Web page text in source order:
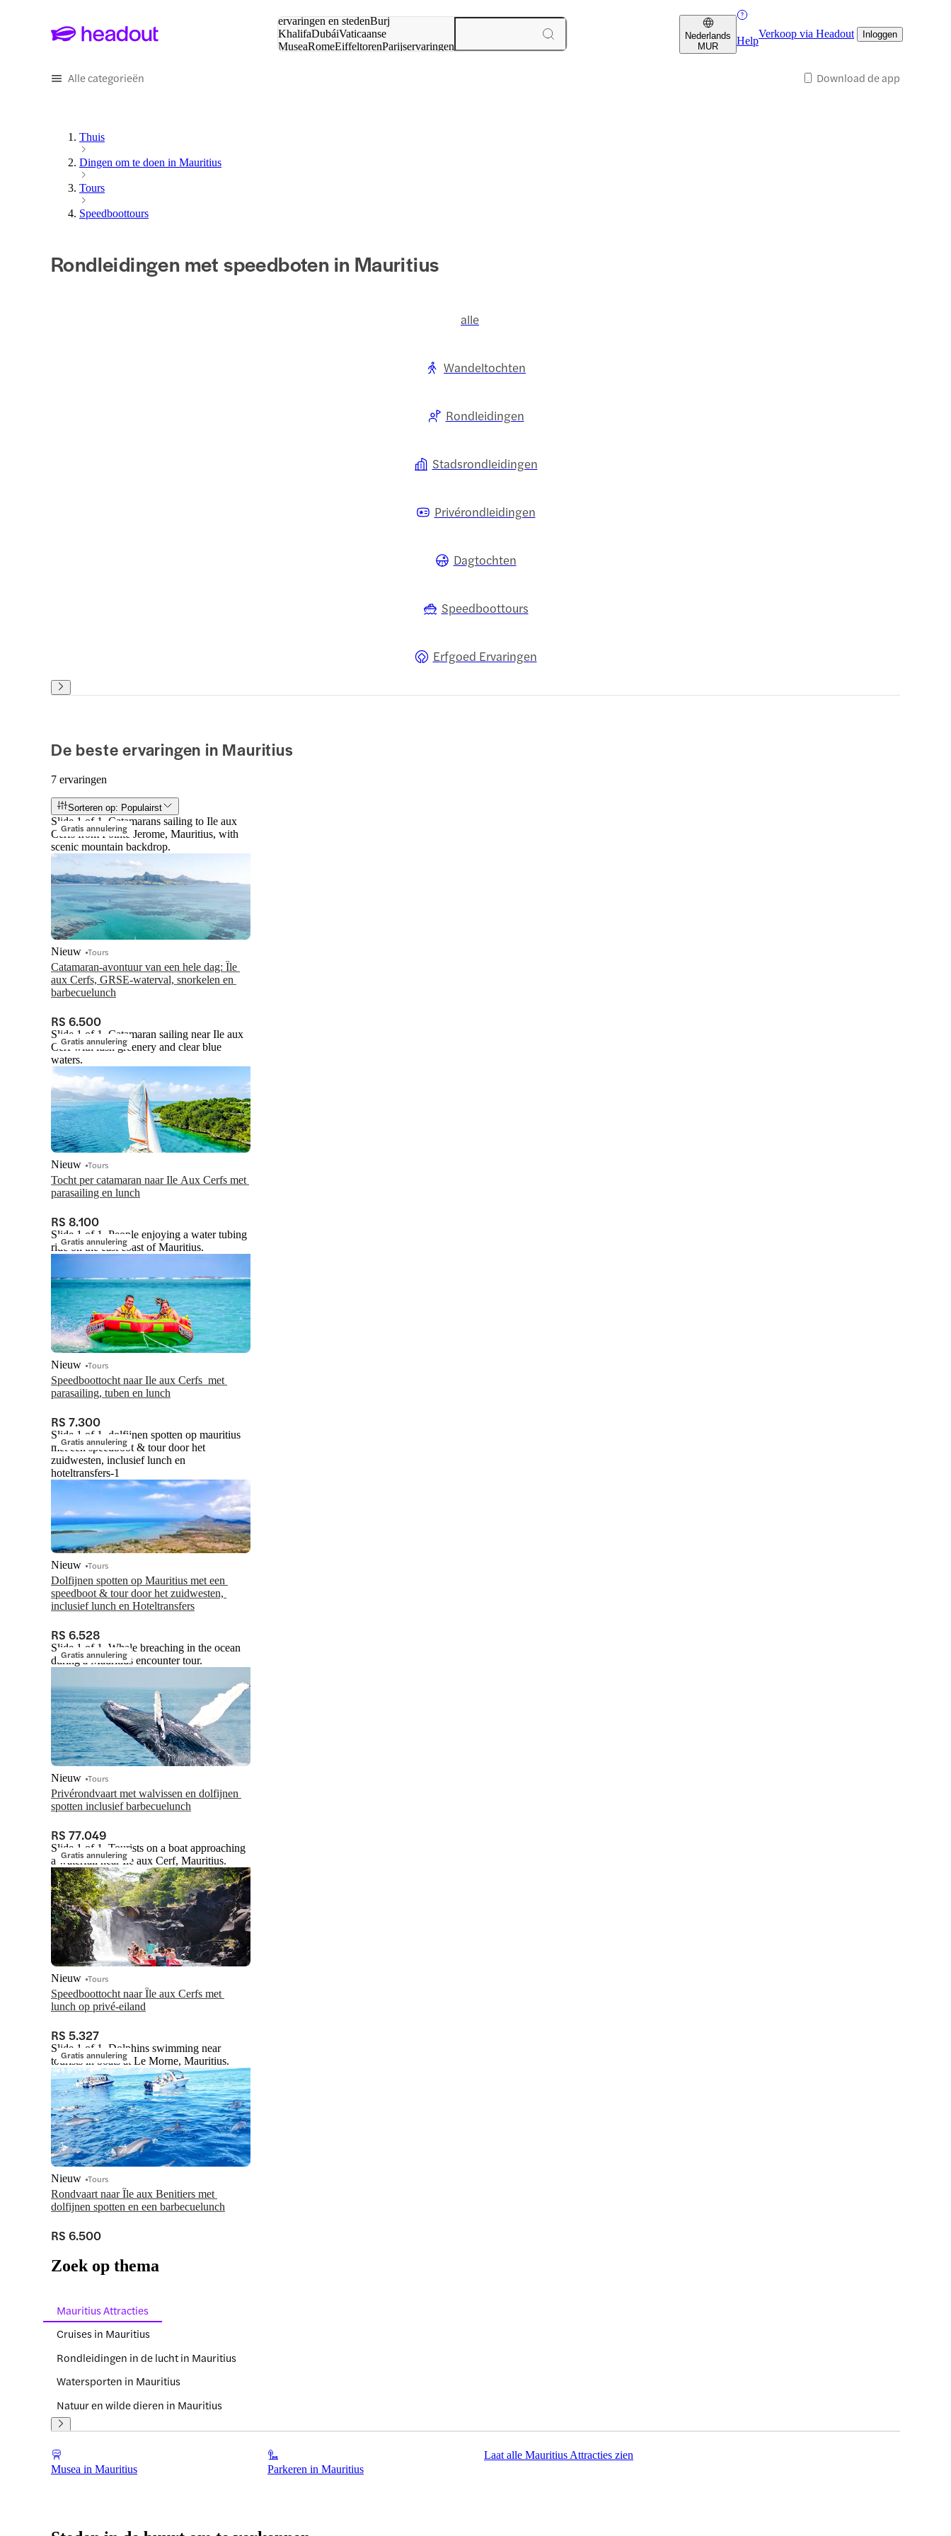
ervaringen en stedenBurj
KhalifaDubáiVaticaanse
MuseaRomeEiffeltorenParijservaringen
Nederlands
MUR
Help
Verkoop via Headout Inloggen
Alle categorieën Download de app
Thuis
Dingen om te doen in Mauritius
Tours
Speedboottours
Rondleidingen met speedboten in Mauritius
alle
Wandeltochten
Rondleidingen
Stadsrondleidingen
Privérondleidingen
Dagtochten
Speedboottours
Erfgoed Ervaringen
De beste ervaringen in Mauritius
7 ervaringen
Sorteren op: Populairst
Gratis annulering
Slide 1 of 1, Catamarans sailing to Ile aux
Cerfs from Pointe Jerome, Mauritius, with
scenic mountain backdrop.
Catamaran-avontuur van een hele dag: Île
aux Cerfs, GRSE-waterval, snorkelen en
barbecuelunch
Nieuw Tours
RS 6.500
Gratis annulering
Slide 1 of 1, Catamaran sailing near Ile aux
Cerf with lush greenery and clear blue
waters.
Tocht per catamaran naar Ile Aux Cerfs met
parasailing en lunch
Nieuw Tours
RS 8.100
Gratis annulering
Slide 1 of 1, People enjoying a water tubing
ride on the east coast of Mauritius.
Speedboottocht naar Ile aux Cerfs  met
parasailing, tuben en lunch
Nieuw Tours
RS 7.300
Gratis annulering
Slide 1 of 1, dolfijnen spotten op mauritius
met een speedboot & tour door het
zuidwesten, inclusief lunch en
hoteltransfers-1
Dolfijnen spotten op Mauritius met een
speedboot & tour door het zuidwesten,
inclusief lunch en Hoteltransfers
Nieuw Tours
RS 6.528
Gratis annulering
Slide 1 of 1, Whale breaching in the ocean
during a Mauritius encounter tour.
Privérondvaart met walvissen en dolfijnen
spotten inclusief barbecuelunch
Nieuw Tours
RS 77.049
Gratis annulering
Slide 1 of 1, Tourists on a boat approaching
a waterfall near Ile aux Cerf, Mauritius.
Speedboottocht naar Île aux Cerfs met
lunch op privé-eiland
Nieuw Tours
RS 5.327
Gratis annulering
Slide 1 of 1, Dolphins swimming near
tourists in boats at Le Morne, Mauritius.
Rondvaart naar Île aux Benitiers met
dolfijnen spotten en een barbecuelunch
Nieuw Tours
RS 6.500
Zoek op thema
Mauritius Attracties
Cruises in Mauritius
Rondleidingen in de lucht in Mauritius
Watersporten in Mauritius
Natuur en wilde dieren in Mauritius
Musea in Mauritius Parkeren in Mauritius
Laat alle Mauritius Attracties zien